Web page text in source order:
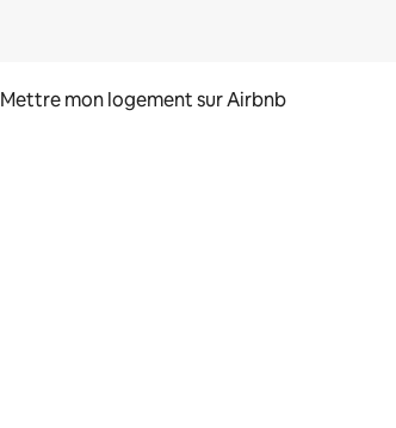
Mettre mon logement sur Airbnb